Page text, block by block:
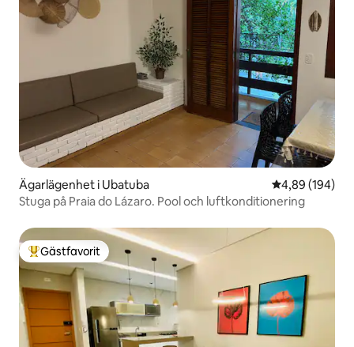
Ägarlägenhet i Ubatuba 4,89 av 5 i
4,89 (194)
Stuga på Praia do Lázaro. Pool och luftkonditionering
Populär gästfavorit
Gästfavorit